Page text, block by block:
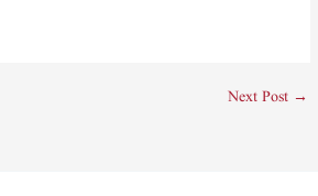
Next Post →